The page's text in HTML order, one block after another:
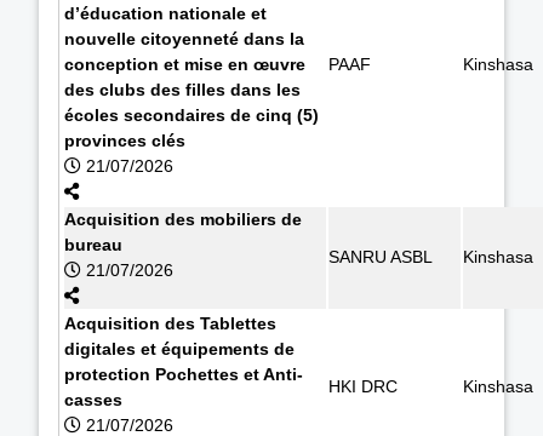
d’éducation nationale et
nouvelle citoyenneté dans la
conception et mise en œuvre
des clubs des filles dans les
écoles secondaires de cinq (5)
provinces clés
21/07/2026
PAAF Kinshasa
Acquisition des mobiliers de
bureau
21/07/2026
SANRU ASBL Kinshasa
Acquisition des Tablettes
digitales et équipements de
protection Pochettes et Anti-
casses
21/07/2026
HKI DRC Kinshasa